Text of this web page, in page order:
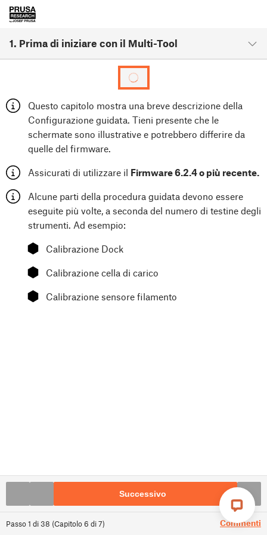
1. Prima di iniziare con il Multi-Tool
Passo1 di38 (Capitolo6 di7) Commenti
Questo capitolo mostra una breve descrizione della
Configurazione guidata. Tieni presente che le
schermate sono illustrative e potrebbero differire da
quelle del firmware.
Assicurati di utilizzare il Firmware 6.2.4 o più recente.
Alcune parti della procedura guidata devono essere
eseguite più volte, a seconda del numero di testine degli
strumenti. Ad esempio:
⬢ Calibrazione Dock
⬢ Calibrazione cella di carico
⬢ Calibrazione sensore filamento
Successivo